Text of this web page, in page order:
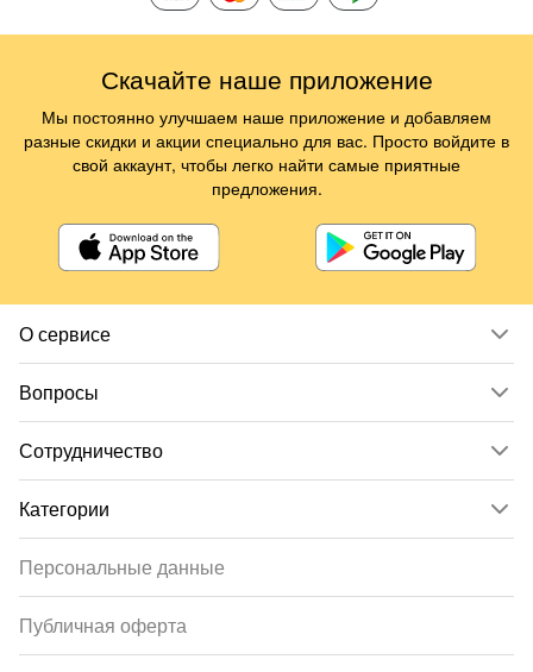
О сервисе
Вопросы
Сотрудничество
Категории
Персональные данные
Публичная оферта
Скачайте наше приложение
Мы постоянно улучшаем наше приложение и добавляем
разные скидки и акции специально для вас. Просто войдите в
свой аккаунт, чтобы легко найти самые приятные
предложения.